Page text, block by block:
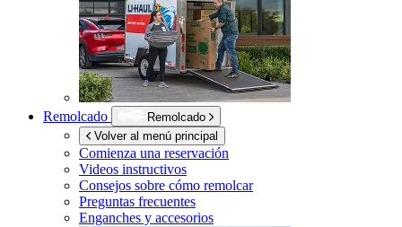
Remolcado
Remolcado
Volver al menú principal
Comienza una reservación
Videos instructivos
Consejos sobre cómo remolcar
Preguntas frecuentes
Enganches y accesorios